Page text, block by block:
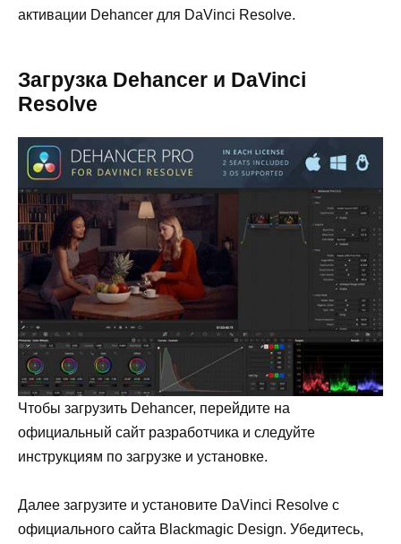
активации Dehancer для DaVinci Resolve.
Загрузка Dehancer и DaVinci
Resolve
Чтобы загрузить Dehancer, перейдите на
официальный сайт разработчика и следуйте
инструкциям по загрузке и установке.
Далее загрузите и установите DaVinci Resolve с
официального сайта Blackmagic Design. Убедитесь,